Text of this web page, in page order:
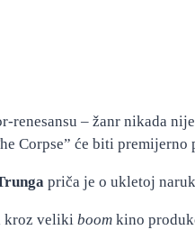
renesansu – žanr nikada
Corpse” će biti
priča je o ukletoj
kroz veliki boom kino